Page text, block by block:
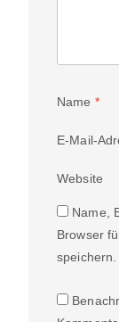
Name *
E-Mail-
Website
Name,
Browser
speichern.